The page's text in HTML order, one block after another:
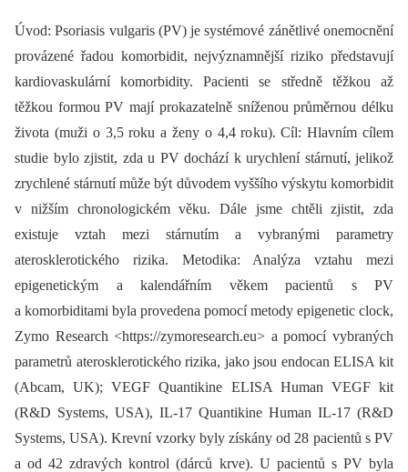
Úvod: Psoriasis vulgaris (PV) je systémové zánětlivé onemocnění
provázené řadou komorbidit, nejvýznamnější riziko představují
kardiovaskulární komorbidity. Pacienti se středně těžkou až
těžkou formou PV mají prokazatelně sníženou průměrnou délku
života (muži o 3,5 roku a ženy o 4,4 roku). Cíl: Hlavním cílem
studie bylo zjistit, zda u PV dochází k urychlení stárnutí, jelikož
zrychlené stárnutí může být důvodem vyššího výskytu komorbidit
v nižším chronologickém věku. Dále jsme chtěli zjistit, zda
existuje vztah mezi stárnutím a vybranými parametry
aterosklerotického rizika. Metodika: Analýza vztahu mezi
epigenetickým a kalendářním věkem pacientů s PV
a komorbiditami byla provedena pomocí metody epigenetic clock,
Zymo Research <https://zymoresearch.eu> a pomocí vybraných
parametrů aterosklerotického rizika, jako jsou endocan ELISA kit
(Abcam, UK); VEGF Quantikine ELISA Human VEGF kit
(R&D Systems, USA), IL-17 Quantikine Human IL-17 (R&D
Systems, USA). Krevní vzorky byly získány od 28 pacientů s PV
a od 42 zdravých kontrol (dárců krve). U pacientů s PV byla